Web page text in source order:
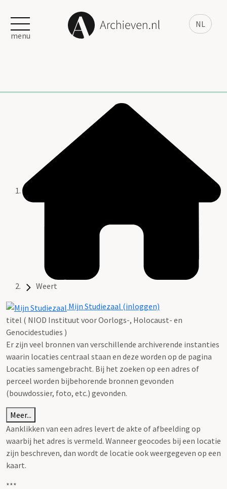
NL
menu
Weert
Mijn Studiezaal (inloggen)
titel ( NIOD Instituut voor Oorlogs-, Holocaust- en
Genocidestudies )
Er zijn veel bronnen van verschillende archiverende instanties
waarin locaties centraal staan en deze worden op de pagina
Locaties samengebracht. Bij het zoeken op een adres of
perceel worden bijbehorende bronnen gevonden
(bouwdossier, foto, etc.) gevonden.
Meer...
Aanklikken van een adres levert de akte of afbeelding op
waarbij het adres is vermeld. Wanneer geocodes bij een locatie
zijn beschreven, dan wordt de locatie ook weergegeven op een
kaart.
***